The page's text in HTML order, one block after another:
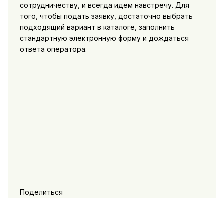
сотрудничеству, и всегда идем навстречу. Для
того, чтобы подать заявку, достаточно выбрать
подходящий вариант в каталоге, заполнить
стандартную электронную форму и дождаться
ответа оператора.
Поделиться